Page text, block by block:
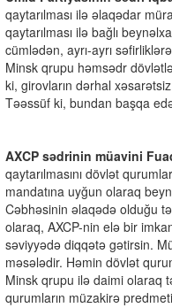
qaytarılması ilə əlaqədar
qaytarılması ilə bağlı
cümlədən, ayrı-ayrı
Minsk qrupu həmsədr
ki, girovların dərhal
Təəssüf ki, bundan başqa
AXCP sədrinin müavini
qaytarılmasını dövlət
mandatına uyğun olaraq
Cəbhəsinin əlaqədə olduğu
olaraq, AXCP-nin elə bir
səviyyədə diqqətə gətirsin.
məsələdir. Həmin dövlət
Minsk qrupu ilə daimi olaraq
qurumların müzakirə